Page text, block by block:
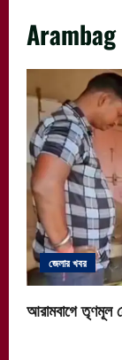
Arambag
জেলার খবর
আরামবাগে তৃণমূল